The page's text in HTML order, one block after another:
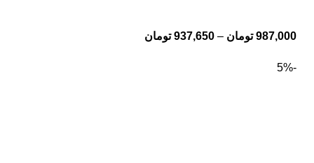
987,000 تومان –
937,650 تومان
-5%